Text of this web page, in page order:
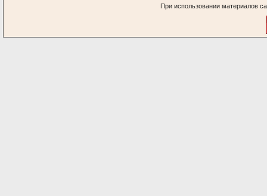
При использовании материалов